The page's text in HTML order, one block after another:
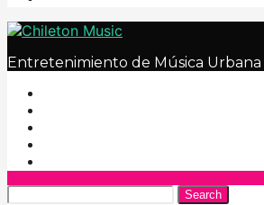
Entretenimiento de Música Urbana
Search